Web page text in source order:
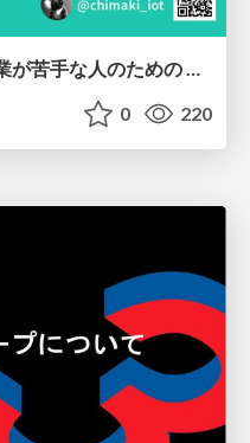
[ChatGPT Work LT]事務作業が苦手な人のための バックオフィスの「半」自動化
0 220